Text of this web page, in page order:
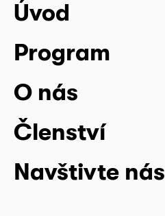
Úvod
Program
O nás
Členství
Navštivte nás